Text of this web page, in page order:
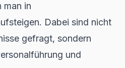
man in
Dabei sind nicht
gefragt, sondern
und